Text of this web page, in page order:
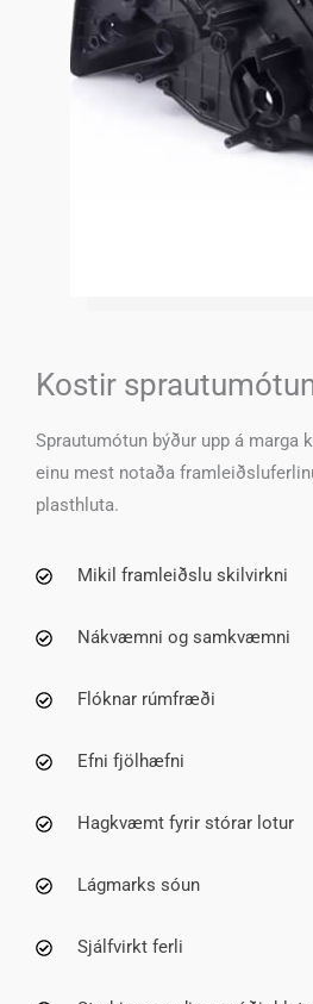
Kostir
Sprautumótun býður upp á marga
einu mest notaða
plasthluta.
Mikil framleiðslu skilvirkni
Nákvæmni og samkvæmni
Flóknar rúmfræði
Efni fjölhæfni
Hagkvæmt fyrir stórar lotur
Lágmarks sóun
Sjálfvirkt ferli